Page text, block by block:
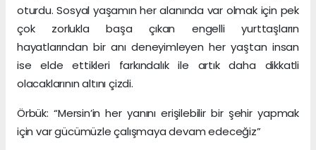
oturdu. Sosyal yaşamın her alanında var olmak için pek
çok zorlukla başa çıkan engelli yurttaşların
hayatlarından bir anı deneyimleyen her yaştan insan
ise elde ettikleri farkındalık ile artık daha dikkatli
olacaklarının altını çizdi.
Örbük: “Mersin’in her yanını erişilebilir bir şehir yapmak
için var gücümüzle çalışmaya devam edeceğiz”